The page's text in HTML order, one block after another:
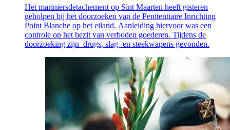
Het mariniersdetachement op Sint Maarten heeft gisteren
geholpen bij het doorzoeken van de Penitentiaire Inrichting
Point Blanche op het eiland. Aanleiding hiervoor was een
controle op het bezit van verboden goederen. Tijdens de
doorzoeking zijn drugs, slag- en steekwapens gevonden.